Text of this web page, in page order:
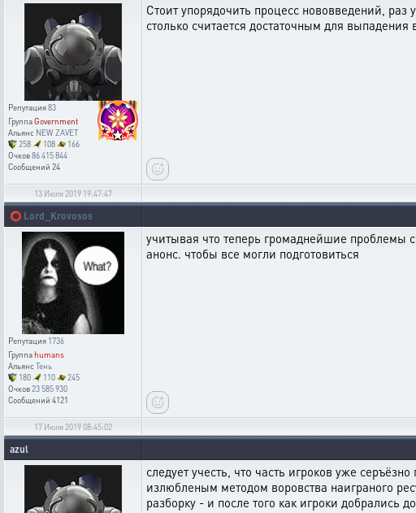
Репутация83
ГруппаGovernment
Альянс NEW ZAVET
258
108
166
Очков86 415 844
Сообщений 24
Стоит упорядочить процесс нововведений,
столько считается достаточным для
13 Июля 2019 19:47:47
⭕ Lord_Krovosos
Репутация 1736
Группаhumans
АльянсТень
180
110
245
Очков23 585 930
Сообщений 4121
учитывая что теперь громаднейшие проблемы
анонс. чтобы все могли подготовиться
17 Июля 2019 08:45:02
azul
следует учесть, что часть игроков уже
излюбленым методом воровства наиграного
разборку - и после того как игроки добрались